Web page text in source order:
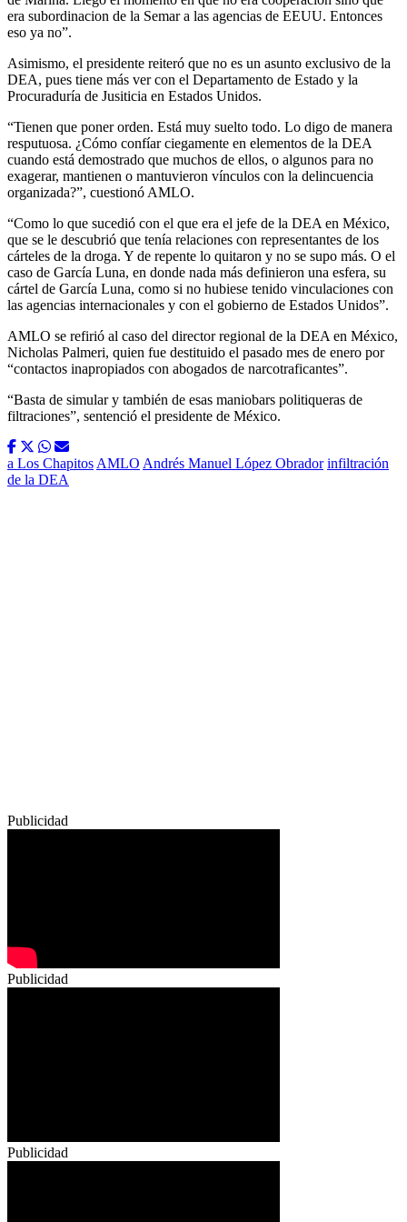
era subordinacion de la Semar a las agencias de EEUU. Entonces
eso ya no”.
Asimismo, el presidente reiteró que no es un asunto exclusivo de la
DEA, pues tiene más ver con el Departamento de Estado y la
Procuraduría de Jusiticia en Estados Unidos.
“Tienen que poner orden. Está muy suelto todo. Lo digo de manera
resputuosa. ¿Cómo confíar ciegamente en elementos de la DEA
cuando está demostrado que muchos de ellos, o algunos para no
exagerar, mantienen o mantuvieron vínculos con la delincuencia
organizada?”, cuestionó AMLO.
“Como lo que sucedió con el que era el jefe de la DEA en México,
que se le descubrió que tenía relaciones con representantes de los
cárteles de la droga. Y de repente lo quitaron y no se supo más. O el
caso de García Luna, en donde nada más definieron una esfera, su
cártel de García Luna, como si no hubiese tenido vinculaciones con
las agencias internacionales y con el gobierno de Estados Unidos”.
AMLO se refirió al caso del director regional de la DEA en México,
Nicholas Palmeri, quien fue destituido el pasado mes de enero por
“contactos inapropiados con abogados de narcotraficantes”.
“Basta de simular y también de esas maniobars politiqueras de
filtraciones”, sentenció el presidente de México.
a Los Chapitos AMLO Andrés Manuel López Obrador infiltración
de la DEA
Publicidad
Publicidad
Publicidad